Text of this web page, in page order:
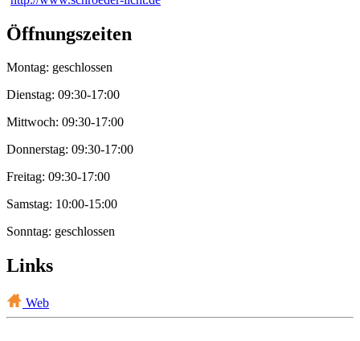
Öffnungszeiten
Montag: geschlossen
Dienstag: 09:30-17:00
Mittwoch: 09:30-17:00
Donnerstag: 09:30-17:00
Freitag: 09:30-17:00
Samstag: 10:00-15:00
Sonntag: geschlossen
Links
Web